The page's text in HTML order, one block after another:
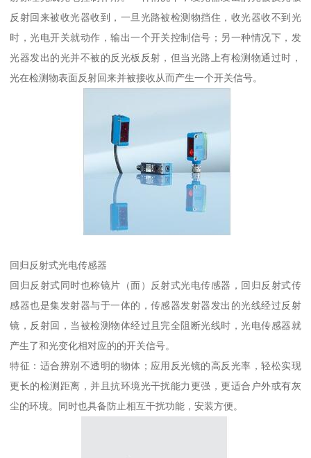
反射回来被收光器收到，一旦光路被检测物挡住，收光器收不到光
时，光电开关就动作，输出一个开关控制信号；另一种情况下，发
光器发出的光并不被的反光板反射，但当光路上有检测物通过时，
光在检测物表面反射回来并被接收从而产生一个开关信号。
回归反射式光电传感器
回归反射式同时也称镜片（面）反射式光电传感器，回归反射式传
感器也是集发射器与于一体的，传感器发射器发出的光线经过反射
镜，反射回，当被检测物体经过且完全阻断光线时，光电传感器就
产生了和光变化相对应的的开关信号。
特征：适合辨别不透明的物体；应用反光镜的高反光率，轻松实现
更长的检测距离，并且抗环境光干扰能力更强，更适合户外或有灰
尘的环境。同时也具备防止相互干扰功能，安装方便。